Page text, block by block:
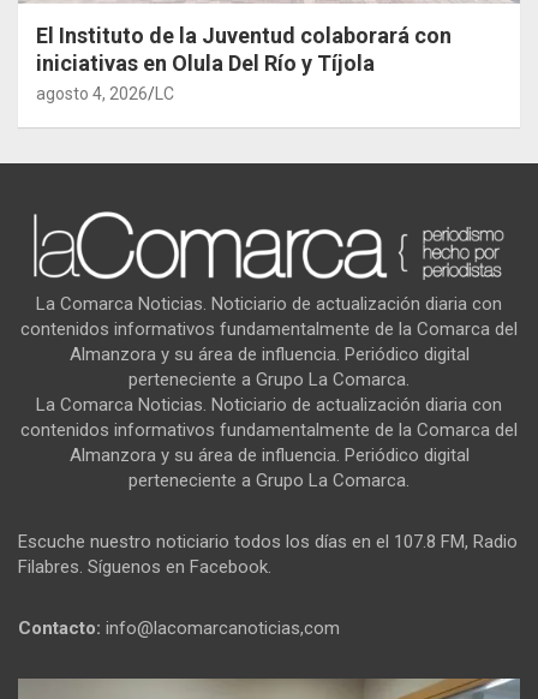
El Instituto de la Juventud colaborará con
iniciativas en Olula Del Río y Tíjola
agosto 4, 2026 LC
La Comarca Noticias. Noticiario de actualización diaria con
contenidos informativos fundamentalmente de la Comarca del
Almanzora y su área de influencia. Periódico digital
perteneciente a Grupo La Comarca.
La Comarca Noticias. Noticiario de actualización diaria con
contenidos informativos fundamentalmente de la Comarca del
Almanzora y su área de influencia. Periódico digital
perteneciente a Grupo La Comarca.
Escuche nuestro noticiario todos los días en el 107.8 FM, Radio
Filabres. Síguenos en Facebook.
Contacto: info@lacomarcanoticias,com